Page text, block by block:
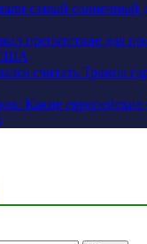
самый солнечный
препятствие для
США
считать Трампа
Какие